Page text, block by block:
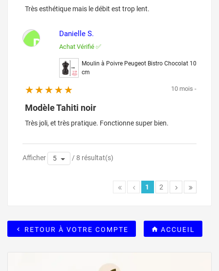
Très esthétique mais le débit est trop lent.
D
Danielle S.
Achat Vérifié ✅
Moulin à Poivre Peugeot Bistro Chocolat 10
cm
10 mois -
Modèle Tahiti noir
Très joli, et très pratique. Fonctionne super bien.
Afficher 5 / 8 résultat(s)
1 2
 RETOUR À VOTRE COMPTE  ACCUEIL